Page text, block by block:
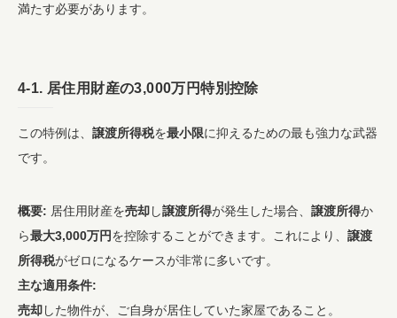
満たす必要があります。
4-1. 居住用財産の3,000万円特別控除
この特例は、 譲渡所得税を最小限に抑えるための最も強力な武器
です。
概要: 居住用財産を売却 し譲渡所得が発生した場合、 譲渡所得か
ら最大3,000万円を控除することができます。これにより、 譲渡
所得税がゼロになるケースが非常に多いです。
主な適用条件:
売却 した物件が、ご自身が居住していた家屋であること。